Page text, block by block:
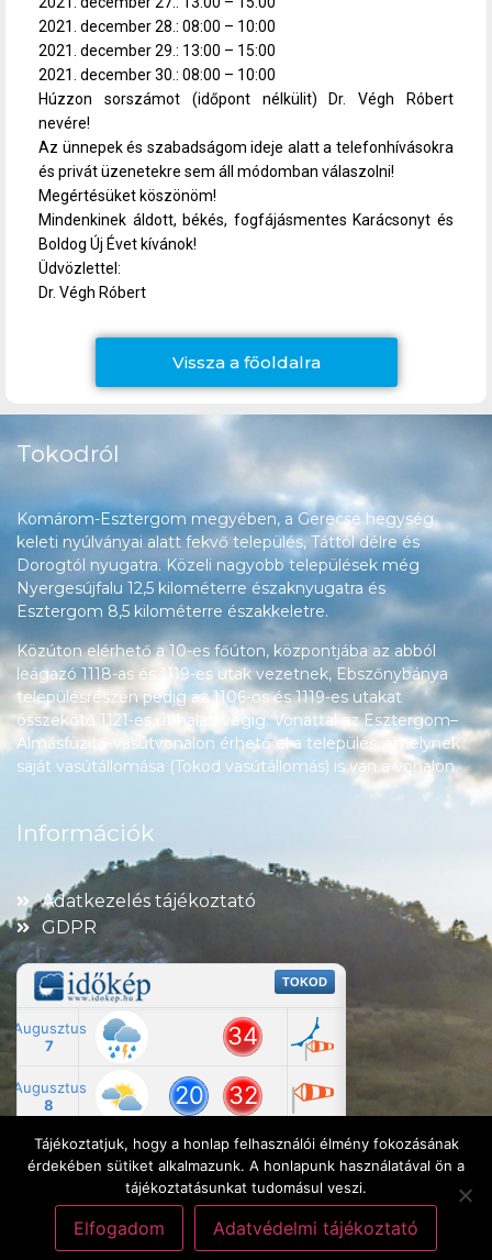
2021. december 28.: 08:00 – 10:00
2021. december 29.: 13:00 – 15:00
2021. december 30.: 08:00 – 10:00
Húzzon sorszámot (időpont nélkülit) Dr. Végh Róbert
nevére!
Az ünnepek és szabadságom ideje alatt a telefonhívásokra
és privát üzenetekre sem áll módomban válaszolni!
Megértésüket köszönöm!
Mindenkinek áldott, békés, fogfájásmentes Karácsonyt és
Boldog Új Évet kívánok!
Üdvözlettel:
Dr. Végh Róbert
Vissza a főoldalra
Tokodról
Komárom-Esztergom megyében, a Gerecse hegység
keleti nyúlványai alatt fekvő település, Táttól délre és
Dorogtól nyugatra. Közeli nagyobb települések még
Nyergesújfalu 12,5 kilométerre északnyugatra és
Esztergom 8,5 kilométerre északkeletre.
Közúton elérhető a 10-es főúton, központjába az abból
leágazó 1118-as és 1119-es utak vezetnek, Ebszőnybánya
településrészén pedig az 1106-os és 1119-es utakat
összekötő 1121-es út halad végig. Vonattal az Esztergom–
Almásfüzitő-vasútvonalon érhető el a település, amelynek
saját vasútállomása (Tokod vasútállomás) is van a vonalon.
Információk
Adatkezelés tájékoztató
GDPR
Tájékoztatjuk, hogy a honlap felhasználói élmény fokozásának
érdekében sütiket alkalmazunk. A honlapunk használatával ön a
tájékoztatásunkat tudomásul veszi.
Elfogadom Adatvédelmi tájékoztató